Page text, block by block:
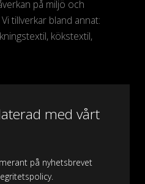
på miljö och
tillverkar bland annat:
kökstextil,
med vårt
på nyhetsbrevet